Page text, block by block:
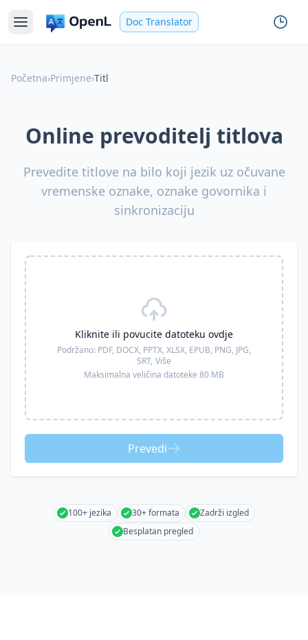
Doc Translator
Početna›Primjene›Titl
Online prevoditelj titlova
Prevedite titlove na bilo koji jezik uz očuvane
vremenske oznake, oznake govornika i
sinkronizaciju
Kliknite ili povucite datoteku ovdje
Podržano: PDF, DOCX, PPTX, XLSX, EPUB, PNG, JPG,
SRT, Više
Maksimalna veličina datoteke 80 MB
Prevedi
100+ jezika 30+ formata
Zadrži izgled
Besplatan pregled